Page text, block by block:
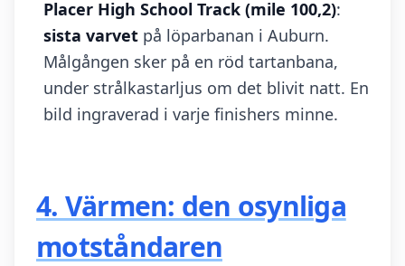
Placer High School Track (mile 100,2):
sista varvet på löparbanan i Auburn.
Målgången sker på en röd tartanbana,
under strålkastarljus om det blivit natt. En
bild ingraverad i varje finishers minne.
4. Värmen: den osynliga
motståndaren